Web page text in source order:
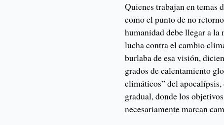
Quienes trabajan en temas
como el punto de no
humanidad debe llegar a
lucha contra el cambio
burlaba de esa visión,
grados de calentamiento
climáticos” del
gradual, donde los
necesariamente marcan